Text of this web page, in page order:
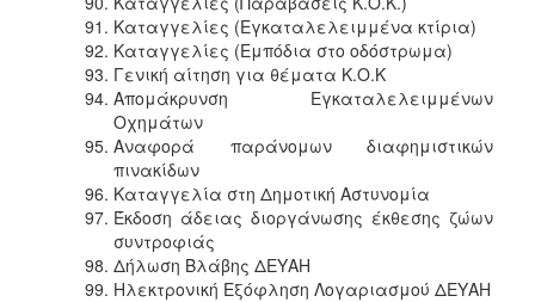
Καταγγελίες (Εγκαταλελειμμένα κτίρια)
Καταγγελίες (Εμπόδια στο οδόστρωμα)
Γενική αίτηση για θέματα Κ.Ο.Κ
Απομάκρυνση Εγκαταλελειμμένων
Οχημάτων
Αναφορά παράνομων διαφημιστικών
πινακίδων
Καταγγελία στη Δημοτική Αστυνομία
Έκδοση άδειας διοργάνωσης έκθεσης ζώων
συντροφιάς
Δήλωση Βλάβης ΔΕΥΑΗ
Ηλεκτρονική Εξόφληση Λογαριασμού ΔΕΥΑΗ